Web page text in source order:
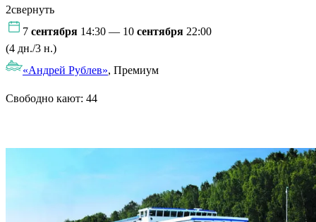
2свернуть
7 сентября 14:30 — 10 сентября 22:00
(4 дн./3 н.)
«Андрей Рублев», Премиум
Свободно кают: 44